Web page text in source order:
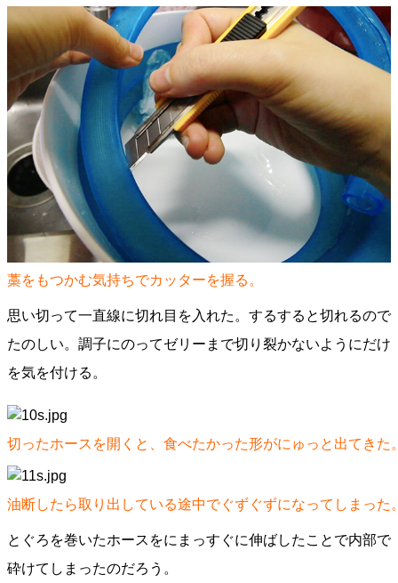
藁をもつかむ気持ちでカッターを握る。
思い切って一直線に切れ目を入れた。するすると切れるので
たのしい。調子にのってゼリーまで切り裂かないようにだけ
を気を付ける。
切ったホースを開くと、食べたかった形がにゅっと出てきた
油断したら取り出している途中でぐずぐずになってしまった
とぐろを巻いたホースをにまっすぐに伸ばしたことで内部で
砕けてしまったのだろう。